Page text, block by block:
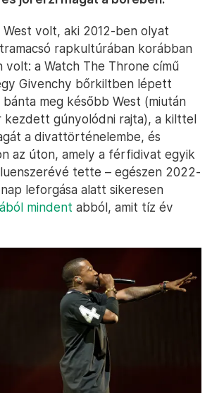
volt, aki 2012-ben olyat
rapkultúrában korábban
a Watch The Throne című
Givenchy bőrkiltben lépett
bánta meg később West (miután
kezdett gúnyolódni rajta), a kilttel
a divattörténelembe, és
az úton, amely a férfidivat egyik
tette – egészen 2022-
leforgása alatt sikeresen
mindent abból, amit tíz év